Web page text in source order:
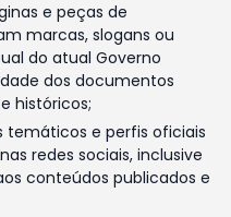
e peças de
marcas, slogans ou
do atual Governo
dos documentos
históricos;
temáticos e perfis oficiais
redes sociais, inclusive
conteúdos publicados e